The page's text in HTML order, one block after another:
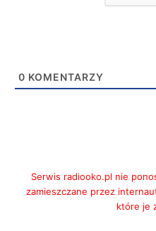
0 KOMENTARZY
Serwis radiooko.pl nie
zamieszczane przez
które je